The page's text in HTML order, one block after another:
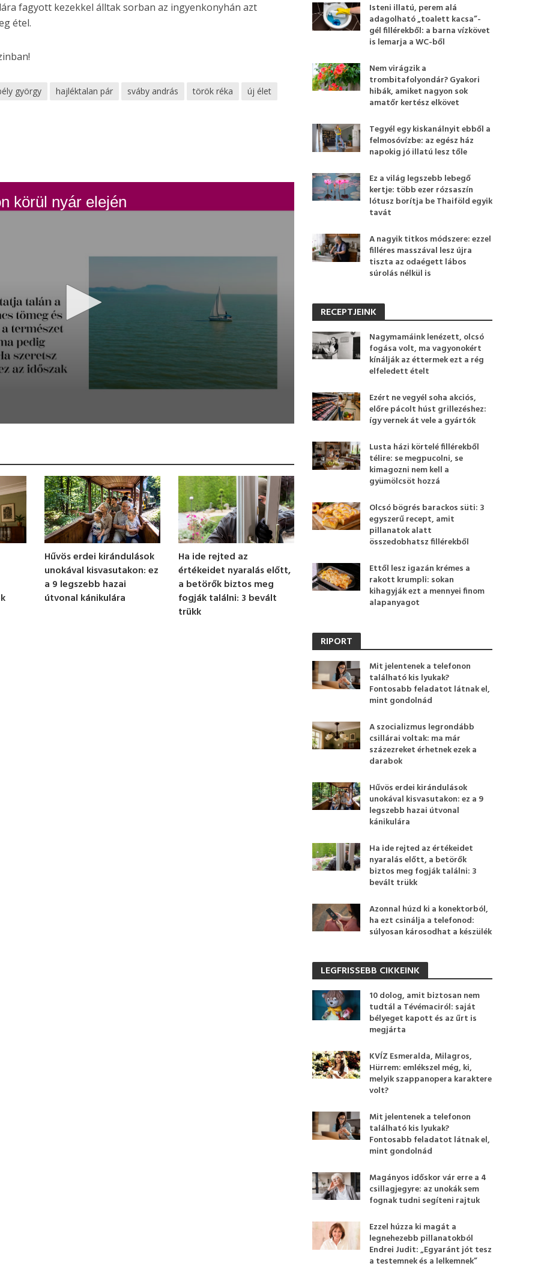
fagyott kezekkel álltak sorban az ingyenkonyhán azt
étel.
györgy hajléktalan pár sváby andrás török réka
új élet
körül nyár elején
Hűvös erdei kirándulások
unokával kisvasutakon: ez
a 9 legszebb hazai
útvonal kánikulára
Ha ide rejted az
értékeidet nyaralás előtt,
a betörők biztos meg
fogják találni: 3 bevált
trükk
Isteni illatú, perem alá
adagolható „toalett kacsa”-
gél fillérekből: a barna vízkövet
is lemarja a WC-ből
Nem virágzik a
trombitafolyondár? Gyakori
hibák, amiket nagyon sok
amatőr kertész elkövet
Tegyél egy kiskanálnyit ebből a
felmosóvízbe: az egész ház
napokig jó illatú lesz tőle
Ez a világ legszebb lebegő
kertje: több ezer rózsaszín
lótusz borítja be Thaiföld egyik
tavát
A nagyik titkos módszere: ezzel
filléres masszával lesz újra
tiszta az odaégett lábos
súrolás nélkül is
RECEPTJEINK
Nagymamáink lenézett, olcsó
fogása volt, ma vagyonokért
kínálják az éttermek ezt a rég
elfeledett ételt
Ezért ne vegyél soha akciós,
előre pácolt húst grillezéshez:
így vernek át vele a gyártók
Lusta házi körtelé fillérekből
télire: se megpucolni, se
kimagozni nem kell a
gyümölcsöt hozzá
Olcsó bögrés barackos süti: 3
egyszerű recept, amit
pillanatok alatt
összedobhatsz fillérekből
Ettől lesz igazán krémes a
rakott krumpli: sokan
kihagyják ezt a mennyei finom
alapanyagot
RIPORT
Mit jelentenek a telefonon
található kis lyukak?
Fontosabb feladatot látnak el,
mint gondolnád
A szocializmus legrondább
csillárai voltak: ma már
százezreket érhetnek ezek a
darabok
Hűvös erdei kirándulások
unokával kisvasutakon: ez a 9
legszebb hazai útvonal
kánikulára
Ha ide rejted az értékeidet
nyaralás előtt, a betörők
biztos meg fogják találni: 3
bevált trükk
Azonnal húzd ki a konektorból,
ha ezt csinálja a telefonod:
súlyosan károsodhat a készülék
LEGFRISSEBB CIKKEINK
10 dolog, amit biztosan nem
tudtál a Tévémaciról: saját
bélyeget kapott és az űrt is
megjárta
KVÍZ Esmeralda, Milagros,
Hürrem: emlékszel még, ki,
melyik szappanopera karaktere
volt?
Mit jelentenek a telefonon
található kis lyukak?
Fontosabb feladatot látnak el,
mint gondolnád
Magányos időskor vár erre a 4
csillagjegyre: az unokák sem
fognak tudni segíteni rajtuk
Ezzel húzza ki magát a
legnehezebb pillanatokból
Endrei Judit: „Egyaránt jót tesz
a testemnek és a lelkemnek”